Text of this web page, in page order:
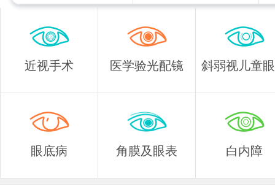
近视手术 医学验光配镜 斜弱视儿童
眼底病 角膜及眼表 白内障